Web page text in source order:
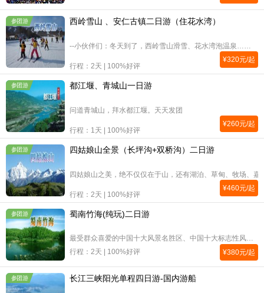
参团游 西岭雪山 、安仁古镇二日游（住花水湾）
--小伙伴们：冬天到了，西岭雪山滑雪、花水湾泡温泉……
行程：2天 | 100%好评
¥320元/起
参团游 都江堰、青城山一日游
问道青城山，拜水都江堰。天天发团
行程：1天 | 100%好评
¥260元/起
参团游 四姑娘山全景（长坪沟+双桥沟）二日游
四姑娘山之美，绝不仅仅在于山，还有湖泊、草甸、牧场、
行程：2天 | 100%好评
¥460元/起
参团游 蜀南竹海(纯玩)二日游
最受群众喜爱的中国十大风景名胜区、中国十大标志性风景区、中国最美的十大森林,可在蜀南竹海感受“看竹、吃竹、玩竹”的无限乐趣.★旅游景点： 国家首批4A级旅游区，”中国国家风景名胜区”，”中国旅游目的地四十佳”，”中国生物圈保护区”，《中国国家地理》评选的中国最美的十大森林之一。为我国空气负离子含量极高的天然氧吧!★赠送游客旅游意外险、旅行社责任险；★早7点准时在成都人民公园统一集合上车出发，导游会在出发前一天晚6-9点电话与您联系，请您保持手机开机；★全程1晚竹海景区内酒店住宿（空调、干净、卫生、带独卫）；餐饮全程包含1早3正，10人一桌（8菜1汤）；★全程优秀专职导游服务（经过严格的服务培训，用心服务）；★全程正规空调旅游车，技术过硬态度端正专职师傅行车（安全，舒适）；
行程：2天 | 100%好评
¥380元/起
参团游 长江三峡阳光单程四日游-国内游船